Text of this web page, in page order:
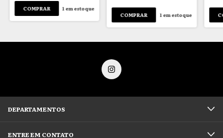
1 em estoque
1 em estoque
DEPARTAMENTOS
ENTRE EM CONTATO